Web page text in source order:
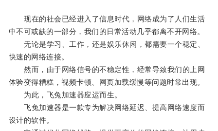
现在的社会已经进入了信息时代，网络成为了人们生活
中不可或缺的一部分，我们的日常活动几乎都离不开网络。
无论是学习、工作，还是娱乐休闲，都需要一个稳定、
快速的网络连接。
然而，由于网络信号的不稳定性，经常导致我们的上网
体验变得糟糕，视频卡顿、网页加载缓慢等问题时常出现。
为此，飞兔加速器应运而生。
飞兔加速器是一款专为解决网络延迟、提高网络速度而
设计的软件。